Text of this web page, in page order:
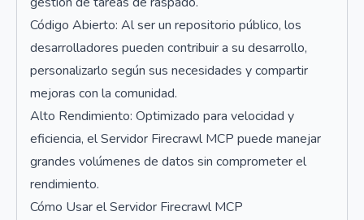
Código Abierto: Al ser un repositorio público, los
desarrolladores pueden contribuir a su desarrollo,
personalizarlo según sus necesidades y compartir
mejoras con la comunidad.
Alto Rendimiento: Optimizado para velocidad y
eficiencia, el Servidor Firecrawl MCP puede manejar
grandes volúmenes de datos sin comprometer el
rendimiento.
Cómo Usar el Servidor Firecrawl MCP